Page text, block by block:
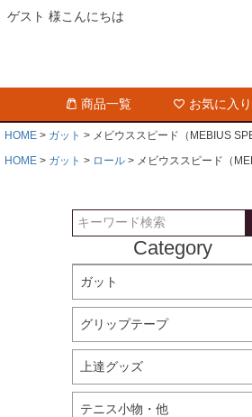
ゲスト 様こんにちは
商品一覧 お気に入り
HOME ガット
メビウススピード（MEBIUS
HOME
ガット ロール メビウススピード（
Category
ガット
グリップテープ
上達グッズ
テニス小物・他